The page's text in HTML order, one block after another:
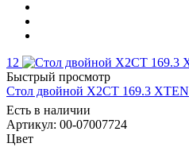
12
Быстрый просмотр
Стол двойной X2CT 169.3 XTEN
Есть в наличии
Артикул: 00-07007724
Цвет